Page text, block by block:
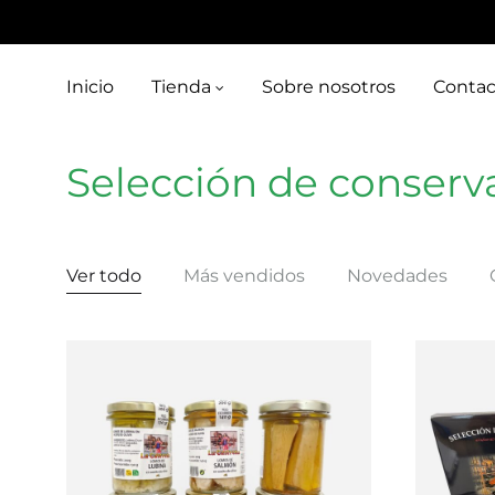
Inicio Tienda Sobre nosotros
Selección de
Ver todo Más vendidos Novedades